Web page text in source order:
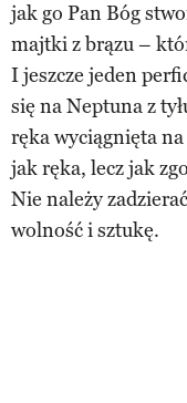
jak go Pan Bóg
majtki z brązu –
I jeszcze jeden
się na Neptuna z
ręka wyciągnięta
jak ręka, lecz jak
Nie należy
wolność i sztukę.